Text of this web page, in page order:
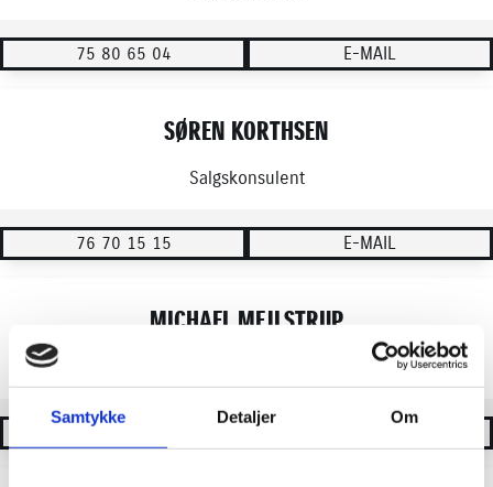
Samtykke Detaljer Om
75 80 65 04 E-MAIL
SØREN KORTHSEN
Salgskonsulent
76 70 15 15 E-MAIL
MICHAEL MEJLSTRUP
76 70 16 04